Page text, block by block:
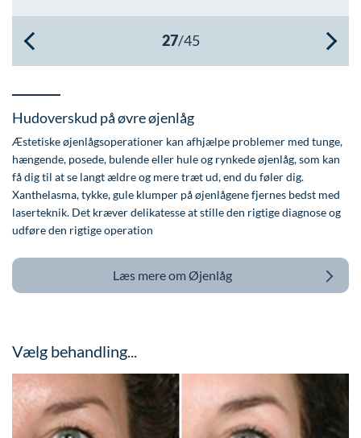
Hudoverskud på øvre øjenlåg
Æstetiske øjenlågsoperationer kan afhjælpe problemer med tunge,
hængende, posede, bulende eller hule og rynkede øjenlåg, som kan
få dig til at se langt ældre og mere træt ud, end du føler dig.
Xanthelasma, tykke, gule klumper på øjenlågene fjernes bedst med
laserteknik. Det kræver delikatesse at stille den rigtige diagnose og
udføre den rigtige operation
Læs mere om Øjenlåg
Vælg behandling...